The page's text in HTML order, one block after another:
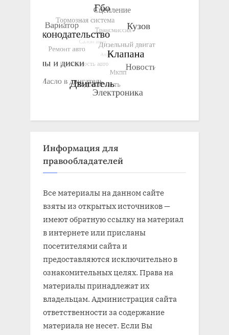
Информация для
правообладателей
Все материалы на данном сайте
взяты из открытых источников —
имеют обратную ссылку на материал
в интернете или присланы
посетителями сайта и
предоставляются исключительно в
ознакомительных целях. Права на
материалы принадлежат их
владельцам. Администрация сайта
ответственности за содержание
материала не несет. Если Вы